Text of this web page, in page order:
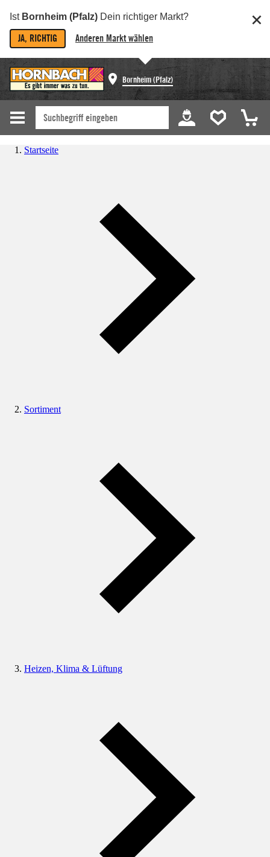
Ist Bornheim (Pfalz) Dein richtiger Markt?
JA, RICHTIG Anderen Markt wählen
Bornheim (Pfalz)
Startseite
Sortiment
Heizen, Klima & Lüftung